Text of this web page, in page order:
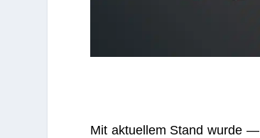
Mit aktu­el­lem Stand wurde